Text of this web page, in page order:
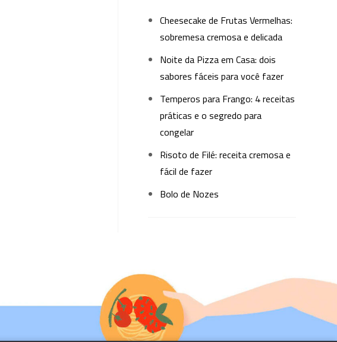
Cheesecake de Frutas Vermelhas:
sobremesa cremosa e delicada
Noite da Pizza em Casa: dois
sabores fáceis para você fazer
Temperos para Frango: 4 receitas
práticas e o segredo para
congelar
Risoto de Filé: receita cremosa e
fácil de fazer
Bolo de Nozes